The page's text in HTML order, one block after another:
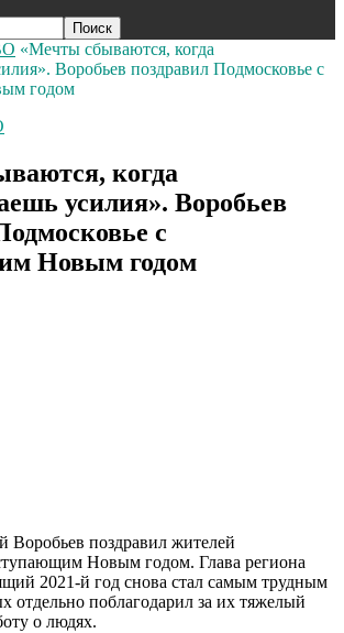
«Мечты сбываются, когда
Воробьев поздравил Подмосковье с
годом
когда
усилия». Воробьев
с
Новым годом
Воробьев поздравил жителей
Новым годом. Глава региона
2021-й год снова стал самым трудным
отдельно поблагодарил за их тяжелый
о людях.